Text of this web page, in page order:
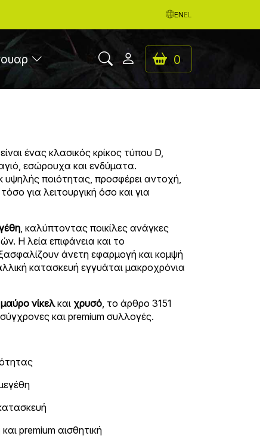
ENEL
0
ένας κλασικός κρίκος τύπου D,
εσώρουχα και ενδύματα.
ποιότητας, προσφέρει αντοχή,
για λειτουργική όσο και για
, καλύπτοντας ποικίλες ανάγκες
Η λεία επιφάνεια και το
άνετη εφαρμογή και κομψή
κατασκευή εγγυάται μακροχρόνια
μαύρο νίκελκαι χρυσό , το άρθρο 3151
και premium συλλογές.
premium αισθητική